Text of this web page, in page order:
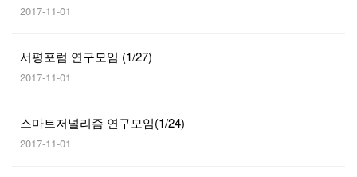
2017-11-01
서평포럼 연구모임 (1/27)
2017-11-01
스마트저널리즘 연구모임(1/24)
2017-11-01